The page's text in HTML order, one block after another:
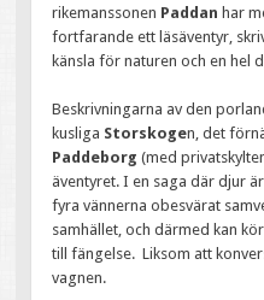
rikemanssonen Paddan har
fortfarande ett läsäventyr,
känsla för naturen och en hel
Beskrivningarna av den
kusliga Storskogen, det
Paddeborg(med
äventyret. I en saga där djur
fyra vännerna obesvärat
samhället, och därmed kan
till fängelse. Liksom att
vagnen.